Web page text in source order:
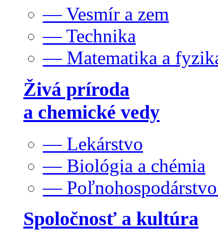
— Vesmír a zem
— Technika
— Matematika a
Živá príroda
a chemické vedy
— Lekárstvo
— Biológia a chémia
—
Spoločnosť a kultúra